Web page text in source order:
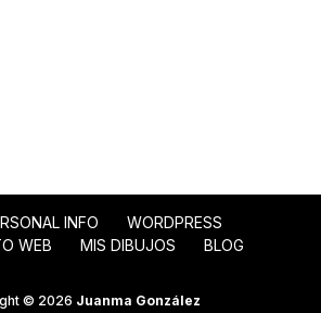
INFO
WORDPRESS
WEB
MIS DIBUJOS BLOG
© 2026 Juanma González